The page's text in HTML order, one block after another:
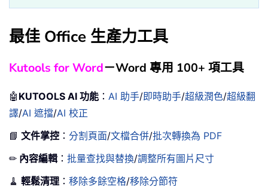
最佳 Office 生產力工具
Kutools for Word－Word 專用 100+ 項工具
🤖 KUTOOLS AI 功能 ： AI 助手/即時助手/超級潤色/超級翻
譯/AI 遮擋/AI 校正
📘 文件掌控 ： 分割頁面/文檔合併/批次轉換為 PDF
✏ 內容編輯 ： 批量查找與替換/調整所有圖片尺寸
🧹 輕鬆清理 ： 移除多餘空格/移除分節符